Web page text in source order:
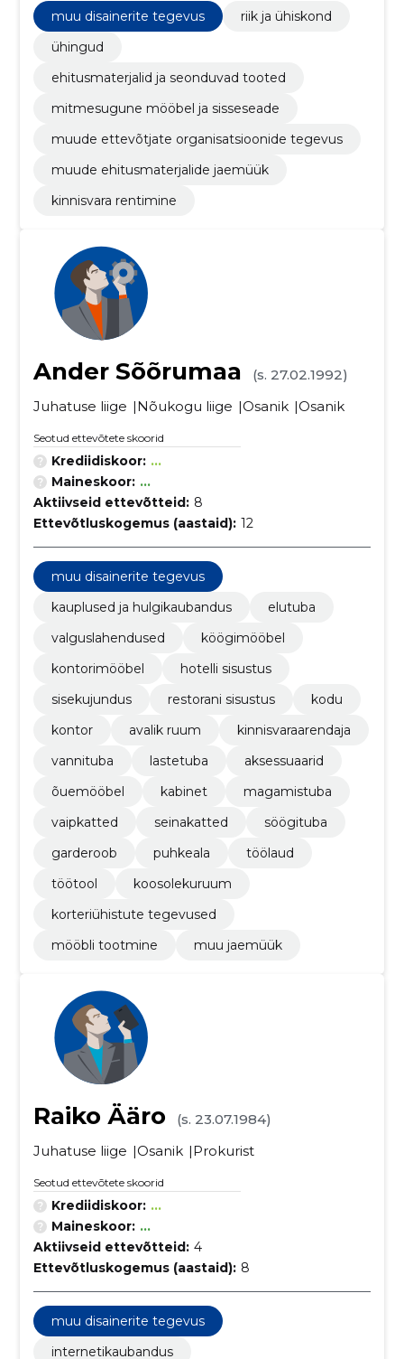
muu disainerite tegevus
riik ja ühiskond
ühingud
ehitusmaterjalid ja seonduvad tooted
mitmesugune mööbel ja sisseseade
muude ettevõtjate organisatsioonide tegevus
muude ehitusmaterjalide jaemüük
kinnisvara rentimine
Ander Sõõrumaa
(s. 27.02.1992)
Juhatuse liige
Nõukogu liige Osanik Osanik
Seotud ettevõtete skoorid
Krediidiskoor: ...
Maineskoor: ...
Aktiivseid ettevõtteid: 8
Ettevõtluskogemus (aastaid): 12
muu disainerite tegevus
kauplused ja hulgikaubandus
elutuba
valguslahendused
köögimööbel
kontorimööbel
hotelli sisustus
sisekujundus
restorani sisustus
kodu
kontor
avalik ruum
kinnisvaraarendaja
vannituba
lastetuba
aksessuaarid
õuemööbel
kabinet
magamistuba
vaipkatted
seinakatted
söögituba
garderoob
puhkeala
töölaud
töötool
koosolekuruum
korteriühistute tegevused
mööbli tootmine
muu jaemüük
Raiko Ääro
(s. 23.07.1984)
Juhatuse liige
Osanik Prokurist
Seotud ettevõtete skoorid
Krediidiskoor: ...
Maineskoor: ...
Aktiivseid ettevõtteid: 4
Ettevõtluskogemus (aastaid): 8
muu disainerite tegevus
internetikaubandus